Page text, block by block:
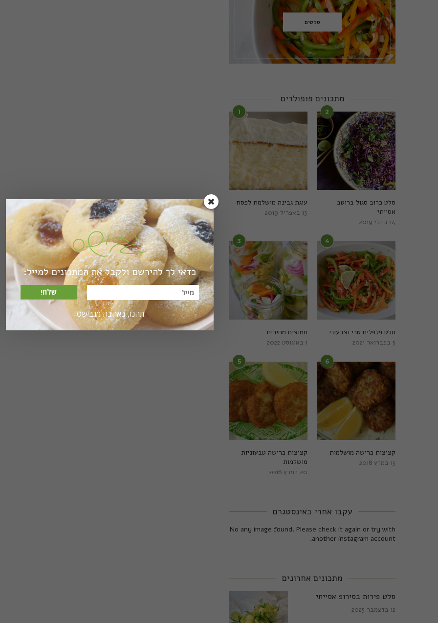
סלטים
מתכונים פופולרים
1
עוגת גבינה מושלמת לפסח
13 באפריל 2019
2
סלט כרוב סגול ברוטב
אסייתי
14 ביולי 2019
3
חמוצים מהירים
1 באוגוסט 2022
4
סלט פלפלים טרי וצבעוני
5 בפברואר 2021
5
קציצות כרישה טבעוניות
מושלמות
20 במרץ 2018
6
קציצות כרישה מושלמות
15 במרץ 2018
עקבו אחרי באינסטגרם
No any image found. Please check it again or try with
another instagram account.
מתכונים אחרונים
סלט פירות בסירופ אסייתי
12 בדצמבר 2025
כדאי לך להירשם ולקבל את המתכונים למייל:
שלח!
תהנו, באהבה מגבישס.